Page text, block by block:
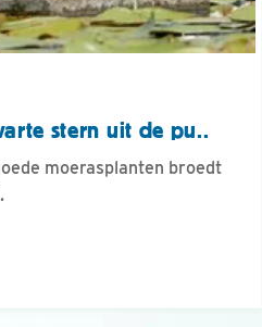
stern uit de pu..
moerasplanten broedt